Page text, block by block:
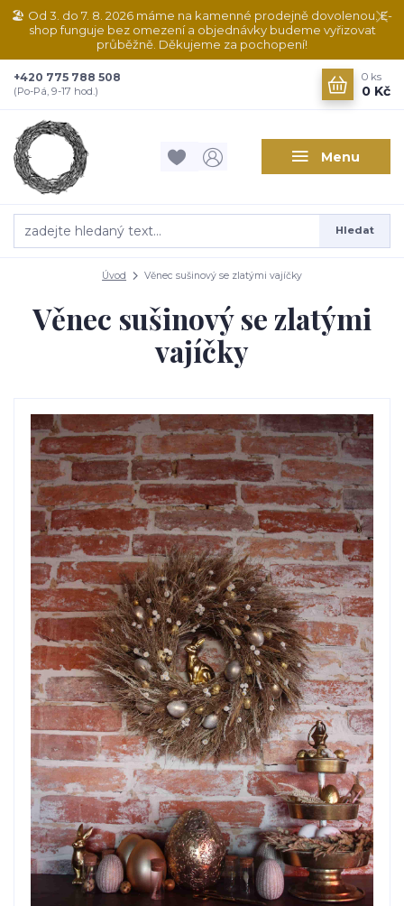
🏖️ Od 3. do 7. 8. 2026 máme na kamenné prodejně dovolenou. E-
shop funguje bez omezení a objednávky budeme vyřizovat
průběžně. Děkujeme za pochopení!
Menu
Hledat
+420 775 788 508
(Po-Pá, 9-17 hod.)
0 ks
0 Kč
Úvod Věnec sušinový se zlatými vajíčky
Věnec sušinový se zlatými
vajíčky